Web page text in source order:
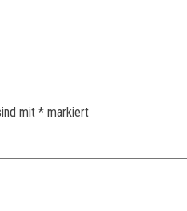
mit * markiert